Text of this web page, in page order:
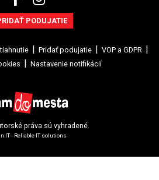
PODUJATIE
Pridať podujatie
VOP a GDPR
Nastavenie notifikácií
práva sú vyhradené.
- Reliable IT solutions